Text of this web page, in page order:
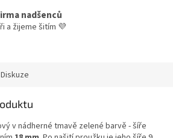
nadšenců
a žijeme šitím 💜
Diskuze
v nádherné tmavě zelené barvě - šíře